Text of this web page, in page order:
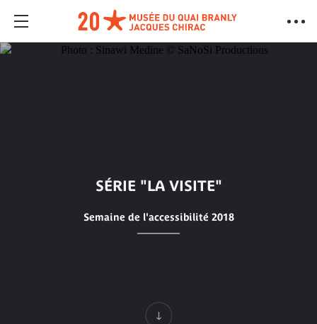
SÉRIE "LA VISITE"
Semaine de l'accessibilité 2018